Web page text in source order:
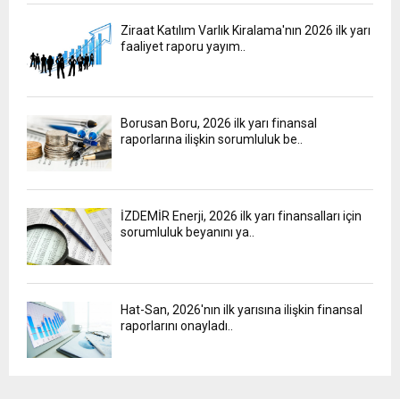
Ziraat Katılım Varlık Kiralama'nın 2026 ilk yarı
faaliyet raporu yayım..
Borusan Boru, 2026 ilk yarı finansal
raporlarına ilişkin sorumluluk be..
İZDEMİR Enerji, 2026 ilk yarı finansalları için
sorumluluk beyanını ya..
Hat-San, 2026'nın ilk yarısına ilişkin finansal
raporlarını onayladı..